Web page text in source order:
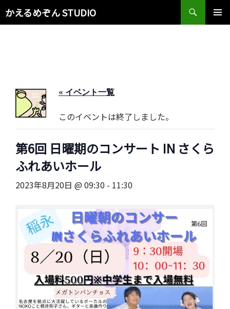
かえるめぞん STUDIO
検
索
« イベント一覧
このイベントは終了しました。
第6回 日曜期のコンサート IN さくら
ふれあいホール
2023年8月20日 @ 09:30 - 11:30